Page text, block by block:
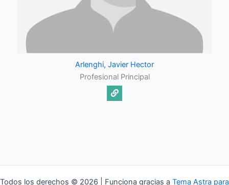
Arlenghi, Javier Hector
Profesional Principal
Todos los derechos © 2026 | Funciona gracias a Tema Astra para